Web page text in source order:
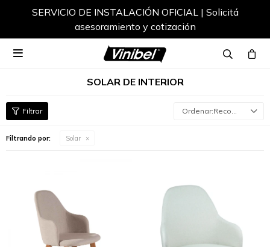
SERVICIO DE INSTALACIÓN OFICIAL | Solicitá
asesoramiento y cotización

SOLAR DE INTERIOR
Recomendados
Filtrando por: Solar